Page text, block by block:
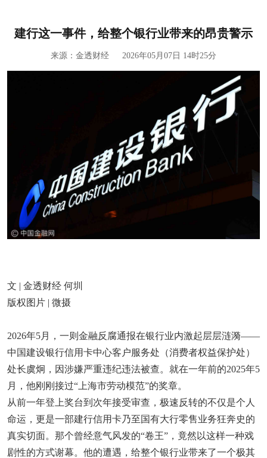
建行这一事件，给整个银行业带来的昂贵警示
来源： 金透财经 2026年05月07日 14时25分
文 | 金透财经 何圳
版权图片 | 微摄
2026年5月，一则金融反腐通报在银行业内激起层层涟漪——
中国建设银行信用卡中心客户服务处（消费者权益保护处）
处长虞炯，因涉嫌严重违纪违法被查。就在一年前的2025年5
月，他刚刚接过“上海市劳动模范”的奖章。
从前一年登上奖台到次年接受审查，极速反转的不仅是个人
命运，更是一部建行信用卡乃至国有大行零售业务狂奔史的
真实切面。那个曾经意气风发的“卷王”，竟然以这样一种戏
剧性的方式谢幕。他的遭遇，给整个银行业带来了一个极其